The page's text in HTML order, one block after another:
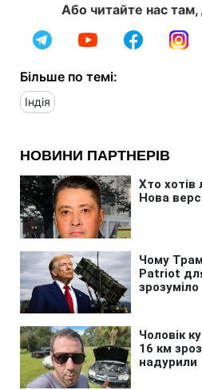
Або читайте нас
Більше по темі:
Індія